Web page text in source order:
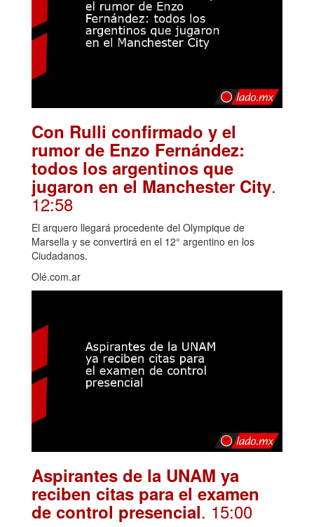
Con Rulli confirmado y el
rumor de Enzo Fernández:
todos los argentinos que
jugaron en el Manchester City.
12:58
El arquero llegará procedente del Olympique de
Marsella y se convertirá en el 12° argentino en los
Ciudadanos.
Olé.com.ar
Aspirantes de la UNAM ya
reciben citas para el examen
de control presencial. 15:00